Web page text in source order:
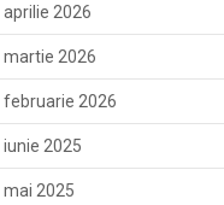
aprilie 2026
martie 2026
februarie 2026
iunie 2025
mai 2025